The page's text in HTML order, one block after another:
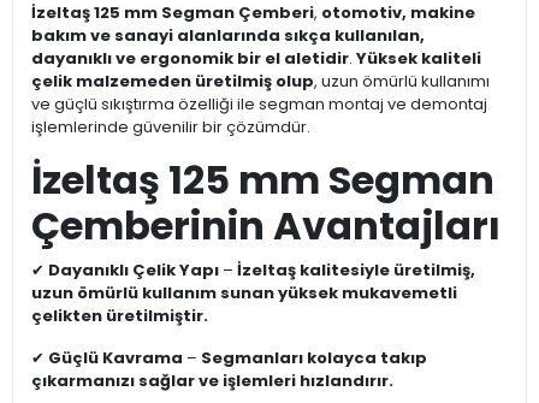
İzeltaş 125 mm Segman Çemberi, otomotiv, makine
bakım ve sanayi alanlarında sıkça kullanılan,
dayanıklı ve ergonomik bir el aletidir. Yüksek kaliteli
çelik malzemeden üretilmiş olup, uzun ömürlü kullanımı
ve güçlü sıkıştırma özelliği ile segman montaj ve demontaj
işlemlerinde güvenilir bir çözümdür.
İzeltaş 125 mm Segman
Çemberinin Avantajları
✔ Dayanıklı Çelik Yapı – İzeltaş kalitesiyle üretilmiş,
uzun ömürlü kullanım sunan yüksek mukavemetli
çelikten üretilmiştir.
✔ Güçlü Kavrama – Segmanları kolayca takıp
çıkarmanızı sağlar ve işlemleri hızlandırır.